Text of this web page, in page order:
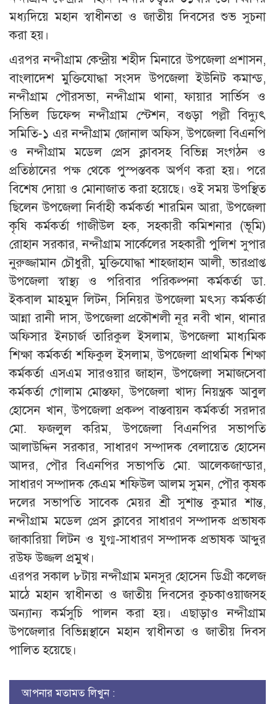
মধ্যদিয়ে মহান স্বাধীনতা ও জাতীয় দিবসের শুভ সুচনা
করা হয়।
এরপর নন্দীগ্রাম কেন্দ্রীয় শহীদ মিনারে উপজেলা প্রশাসন,
বাংলাদেশ মুক্তিযোদ্ধা সংসদ উপজেলা ইউনিট কমান্ড,
নন্দীগ্রাম পৌরসভা, নন্দীগ্রাম থানা, ফায়ার সার্ভিস ও
সিভিল ডিফেন্স নন্দীগ্রাম স্টেশন, বগুড়া পল্লী বিদ্যুৎ
সমিতি-১ এর নন্দীগ্রাম জোনাল অফিস, উপজেলা বিএনপি
ও নন্দীগ্রাম মডেল প্রেস ক্লাবসহ বিভিন্ন সংগঠন ও
প্রতিষ্ঠানের পক্ষ থেকে পুস্পস্তবক অর্পণ করা হয়। পরে
বিশেষ দোয়া ও মোনাজাত করা হয়েছে। ওই সময় উপস্থিত
ছিলেন উপজেলা নির্বাহী কর্মকর্তা শারমিন আরা, উপজেলা
কৃষি কর্মকর্তা গাজীউল হক, সহকারী কমিশনার (ভূমি)
রোহান সরকার, নন্দীগ্রাম সার্কেলের সহকারী পুলিশ সুপার
নুরুজ্জামান চৌধুরী, মুক্তিযোদ্ধা শাহজাহান আলী, ভারপ্রাপ্ত
উপজেলা স্বাস্থ্য ও পরিবার পরিকল্পনা কর্মকর্তা ডা.
ইকবাল মাহমুদ লিটন, সিনিয়র উপজেলা মৎস্য কর্মকর্তা
আন্না রানী দাস, উপজেলা প্রকৌশলী নূর নবী খান, থানার
অফিসার ইনচার্জ তারিকুল ইসলাম, উপজেলা মাধ্যমিক
শিক্ষা কর্মকর্তা শফিকুল ইসলাম, উপজেলা প্রাথমিক শিক্ষা
কর্মকর্তা এসএম সারওয়ার জাহান, উপজেলা সমাজসেবা
কর্মকর্তা গোলাম মোস্তফা, উপজেলা খাদ্য নিয়ন্ত্রক আবুল
হোসেন খান, উপজেলা প্রকল্প বাস্তবায়ন কর্মকর্তা সরদার
মো. ফজলুল করিম, উপজেলা বিএনপির সভাপতি
আলাউদ্দিন সরকার, সাধারণ সম্পাদক বেলায়েত হোসেন
আদর, পৌর বিএনপির সভাপতি মো. আলেকজান্ডার,
সাধারণ সম্পাদক কেএম শফিউল আলম সুমন, পৌর কৃষক
দলের সভাপতি সাবেক মেয়র শ্রী সুশান্ত কুমার শান্ত,
নন্দীগ্রাম মডেল প্রেস ক্লাবের সাধারণ সম্পাদক প্রভাষক
জাকারিয়া লিটন ও যুগ্ম-সাধারণ সম্পাদক প্রভাষক আব্দুর
রউফ উজ্জল প্রমুখ।
এরপর সকাল ৮টায় নন্দীগ্রাম মনসুর হোসেন ডিগ্রী কলেজ
মাঠে মহান স্বাধীনতা ও জাতীয় দিবসের কুচকাওয়াজসহ
অন্যান্য কর্মসুচি পালন করা হয়। এছাড়াও নন্দীগ্রাম
উপজেলার বিভিন্নস্থানে মহান স্বাধীনতা ও জাতীয় দিবস
পালিত হয়েছে।
আপনার মতামত লিখুন :